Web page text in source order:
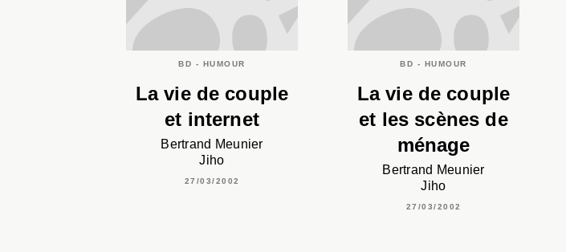
BD - HUMOUR
La vie de couple
et internet
Bertrand Meunier
Jiho
27/03/2002
BD - HUMOUR
La vie de couple
et les scènes de
ménage
Bertrand Meunier
Jiho
27/03/2002